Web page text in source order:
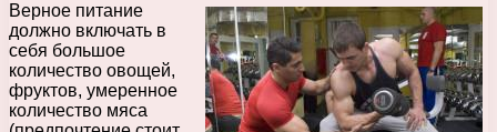
Верное питание
должно включать в
себя большое
количество овощей,
фруктов, умеренное
количество мяса